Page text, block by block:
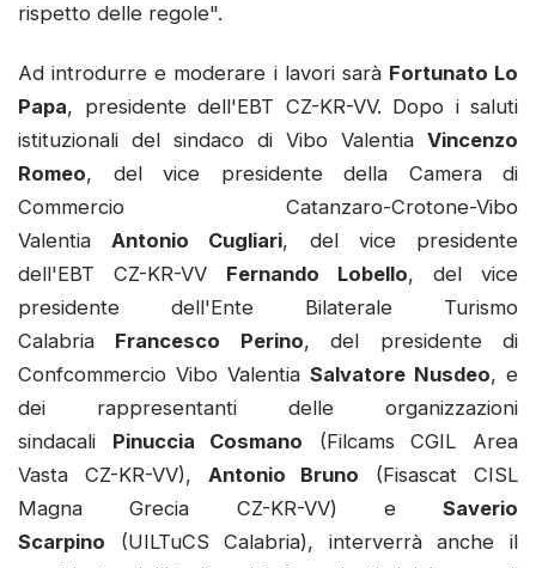
rispetto delle regole".
Ad introdurre e moderare i lavori sarà Fortunato Lo
Papa, presidente dell'EBT CZ-KR-VV. Dopo i saluti
istituzionali del sindaco di Vibo Valentia Vincenzo
Romeo, del vice presidente della Camera di
Commercio Catanzaro-Crotone-Vibo
Valentia Antonio Cugliari, del vice presidente
dell'EBT CZ-KR-VV Fernando Lobello, del vice
presidente dell'Ente Bilaterale Turismo
Calabria Francesco Perino, del presidente di
Confcommercio Vibo Valentia Salvatore Nusdeo, e
dei rappresentanti delle organizzazioni
sindacali Pinuccia Cosmano (Filcams CGIL Area
Vasta CZ-KR-VV), Antonio Bruno (Fisascat CISL
Magna Grecia CZ-KR-VV) e Saverio
Scarpino (UILTuCS Calabria), interverrà anche il